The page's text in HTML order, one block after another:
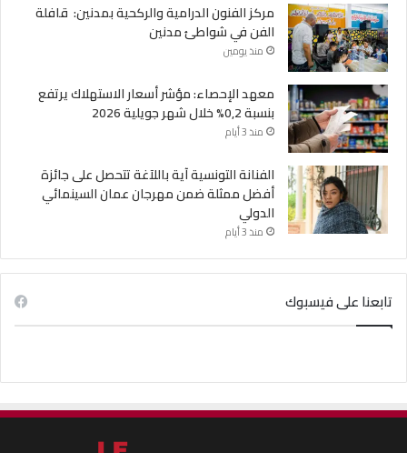
مركز الفنون الدرامية والركحية بمدنين: قافلة
الفن في شواطئ مدنين
منذ يومين
معهد الإحصاء: مؤشر أسعار الاستهلاك يرتفع
بنسبة 0,2% خلال شهر جويلية 2026
منذ 3 أيام
الفنانة التونسية آية باللآغة تتحصل على جائزة
أفضل ممثلة ضمن مهرجان عمان السينمائي
الدولي
منذ 3 أيام
تابعنا على فيسبوك